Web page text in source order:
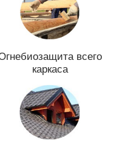
всего
каркаса